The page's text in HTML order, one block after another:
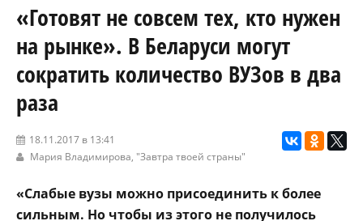
«Готовят не совсем тех, кто нужен
на рынке». В Беларуси могут
сократить количество ВУЗов в два
раза
18.11.2017 в 13:41
Мария Владимирова, "Завтра твоей страны"
«Слабые вузы можно присоединить к более
сильным. Но чтобы из этого не получилось